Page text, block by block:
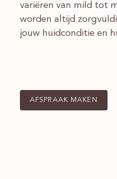
variëren van mild tot
worden altijd
jouw huidconditie en
AFSPRAAK MAKEN